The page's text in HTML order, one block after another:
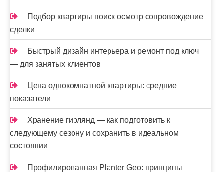
Подбор квартиры поиск осмотр сопровождение
сделки
Быстрый дизайн интерьера и ремонт под ключ
— для занятых клиентов
Цена однокомнатной квартиры: средние
показатели
Хранение гирлянд — как подготовить к
следующему сезону и сохранить в идеальном
состоянии
Профилированная Planter Geo: принципы